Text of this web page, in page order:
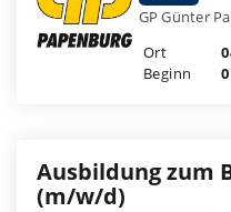
GP Günter
Ort
Beginn
Ausbildung zum
(m/w/d)